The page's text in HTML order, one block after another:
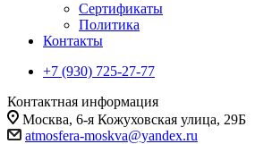
Сертификаты
Политика
Контакты
+7 (930) 725-27-77
Контактная информация
Москва, 6-я Кожуховская улица, 29Б
atmosfera-moskva@yandex.ru